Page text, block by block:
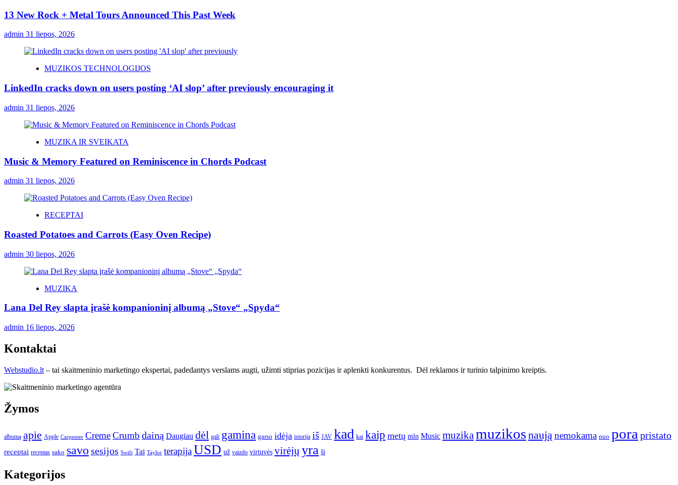
13 New Rock + Metal Tours Announced This Past Week
admin 31 liepos, 2026
MUZIKOS TECHNOLOGIJOS
LinkedIn cracks down on users posting ‘AI slop’ after previously encouraging it
admin 31 liepos, 2026
MUZIKA IR SVEIKATA
Music & Memory Featured on Reminiscence in Chords Podcast
admin 31 liepos, 2026
RECEPTAI
Roasted Potatoes and Carrots (Easy Oven Recipe)
admin 30 liepos, 2026
MUZIKA
Lana Del Rey slapta įrašė kompanioninį albumą „Stove“ „Spyda“
admin 16 liepos, 2026
Kontaktai
Webstudio.lt – tai skaitmeninio marketingo ekspertai, padedantys verslams augti, užimti stiprias pozicijas ir aplenkti konkurentus. Dėl reklamos ir turinio talpinimo kreiptis.
Žymos
albumą apie Apple Carpenter CremeCrumb dainą Daugiau dėl gali gamina garso idėja istorija iš JAV kad kai kaip metų mln Music muzikamuzikosnaują nemokama nuo pora pristato
receptai receptas sako savo sesijos Swift Tai Taylor terapijaUSD už vaizdo virtuvės virėjų yra šį
Kategorijos